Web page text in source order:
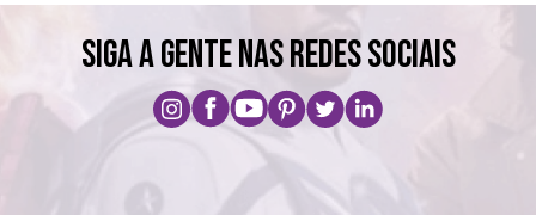
SIGA A GENTE NAS REDES SOCIAIS